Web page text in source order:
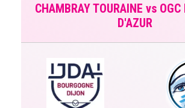
CHAMBRAY TOURAINE vs OGC
D'AZUR